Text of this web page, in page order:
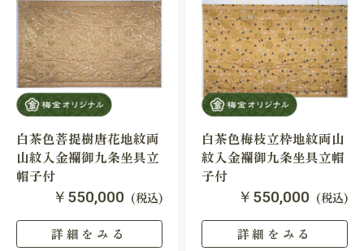
白茶色菩提樹唐花地紋両
山紋入金襴御九条坐具立
帽子付
￥550,000 (税込)
詳細をみる
白茶色梅枝立枠地紋両山
紋入金襴御九条坐具立帽
子付
￥550,000 (税込)
詳細をみる